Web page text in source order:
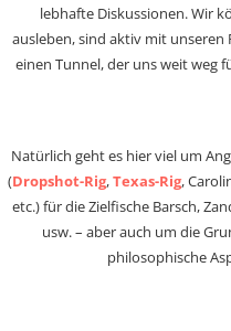
lebhafte Diskussionen. Wir
ausleben, sind aktiv mit
einen Tunnel, der uns weit weg
Natürlich geht es hier viel um
(Dropshot-Rig,Texas-Rig,
etc.) für die Zielfische Barsch,
usw. – aber auch um die
philosophische